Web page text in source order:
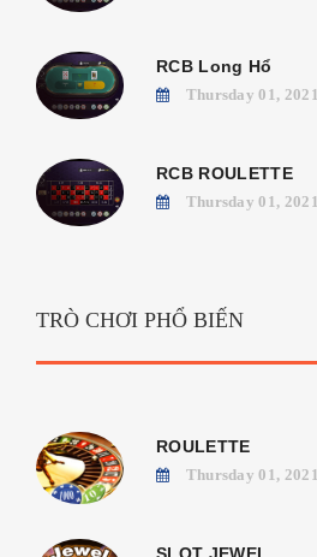
RCB Long Hổ
Thursday 01, 2021
RCB ROULETTE
Thursday 01, 2021
TRÒ CHƠI PHỔ BIẾN
ROULETTE
Thursday 01, 2021
SLOT JEWEL